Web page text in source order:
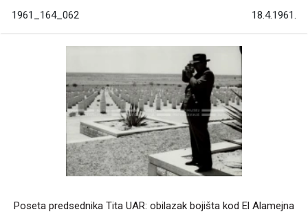
1961_164_062 18.4.1961.
Poseta predsednika Tita UAR: obilazak bojišta kod El Alamejna